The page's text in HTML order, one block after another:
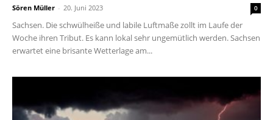
Sören Müller - 20. Juni 2023 0
Sachsen. Die schwülheiße und labile Luftmaße zollt im Laufe der
Woche ihren Tribut. Es kann lokal sehr ungemütlich werden. Sachsen
erwartet eine brisante Wetterlage am...